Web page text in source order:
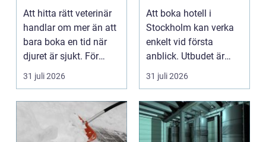
omnejd
Att hitta rätt veterinär
handlar om mer än att
bara boka en tid när
djuret är sjukt. För
många djurä...
31 juli 2026
boende för din
vistelse
Att boka hotell i
Stockholm kan verka
enkelt vid första
anblick. Utbudet är
stort, standarden är
gen...
31 juli 2026